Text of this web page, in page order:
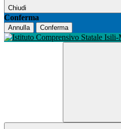
Chiudi
Conferma
Annulla Conferma